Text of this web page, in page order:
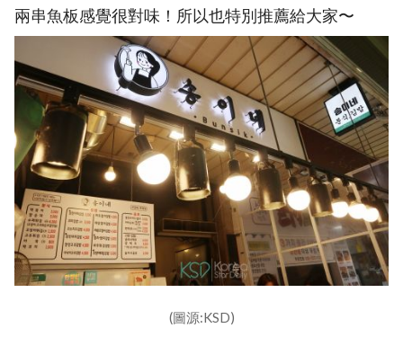
兩串魚板感覺很對味！所以也特別推薦給大家〜
(圖源:KSD)